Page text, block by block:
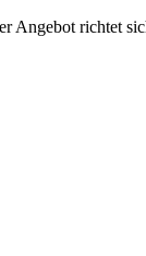
Angebot richtet